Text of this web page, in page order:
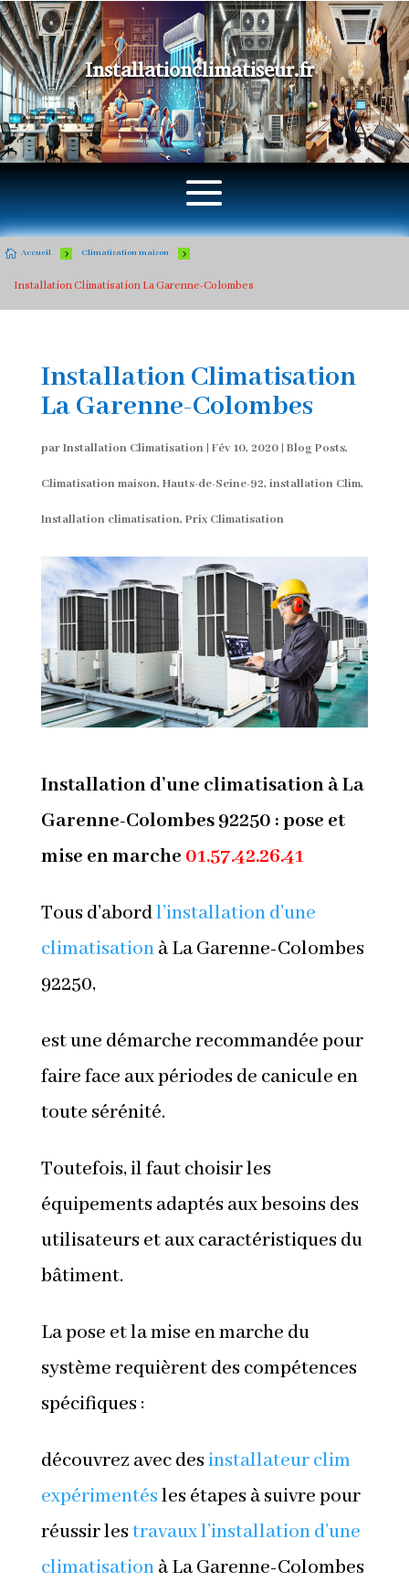
Installationclimatiseur.fr
 Accueil 5 Climatisation maison 5
Installation Climatisation La Garenne-Colombes
Installation Climatisation
La Garenne-Colombes
parInstallation Climatisation | Fév 10, 2020| Blog Posts,
Climatisation maison, Hauts-de-Seine-92, installation Clim,
Installation climatisation, Prix Climatisation
Installation d’une climatisation à La
Garenne-Colombes 92250 : pose et
mise en marche 01.57.42.26.41
Tous d’abordl’installation d’une
climatisationà La Garenne-Colombes
92250,
est une démarche recommandée pour
faire face aux périodes de canicule en
toute sérénité.
Toutefois, il faut choisir les
équipements adaptés aux besoins des
utilisateurs et aux caractéristiques du
bâtiment.
La pose et la mise en marche du
système requièrent des compétences
spécifiques :
découvrez avec desinstallateur clim
expérimentésles étapes à suivre pour
réussir lestravaux l’installation d’une
climatisationà La Garenne-Colombes